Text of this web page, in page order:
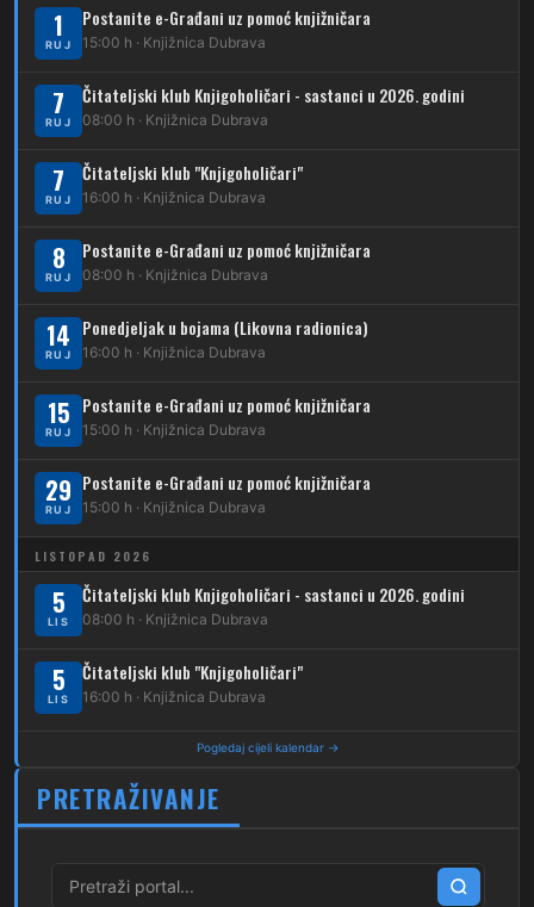
230 Dubrava – Granešinski Novaki
232 Dubrava – Jazbina
269
DUBEC
212
223 Dubec – Trnovčica – Dubrava
224 Dubec – Novoselec
261 Dubec – Sesvete – Goranec
262 Dubec – Sesvete – Planina Donja
263 Dubec – Sesvete–Kašina – Pl.Gornja
264 Dubec – Sesvete – Jesenovec
267
270 Dubec – Sesvete – Blaguša
272 Dubec – Sesvete – Moravče
273
Dubec – Sesvete – Laktec
1
RUJ
Postanite e-Građani uz pomoć knjižničara
15:00 h · Knjižnica Dubrava
7
RUJ
Čitateljski klub Knjigoholičari - sastanci u 2026. godini
08:00 h · Knjižnica Dubrava
7
RUJ
Čitateljski klub "Knjigoholičari"
16:00 h · Knjižnica Dubrava
8
RUJ
Postanite e-Građani uz pomoć knjižničara
08:00 h · Knjižnica Dubrava
14
RUJ
Ponedjeljak u bojama (Likovna radionica)
16:00 h · Knjižnica Dubrava
15
RUJ
Postanite e-Građani uz pomoć knjižničara
15:00 h · Knjižnica Dubrava
29
RUJ
Postanite e-Građani uz pomoć knjižničara
15:00 h · Knjižnica Dubrava
LISTOPAD 2026
5
LIS
Čitateljski klub Knjigoholičari - sastanci u 2026. godini
08:00 h · Knjižnica Dubrava
5
LIS
Čitateljski klub "Knjigoholičari"
16:00 h · Knjižnica Dubrava
Pogledaj cijeli kalendar →
PRETRAŽIVANJE